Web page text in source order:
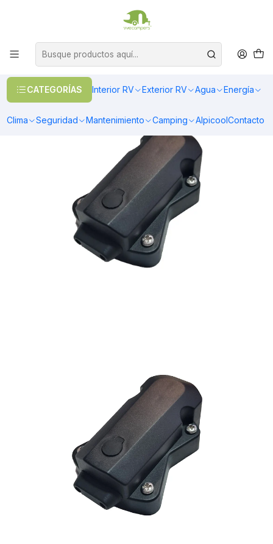
CATEGORÍAS Interior RV Exterior RV Agua Energía
Clima Seguridad Mantenimiento Camping AlpicoolContacto
OFERTAS EN CALEFACCIÓN DIESEL